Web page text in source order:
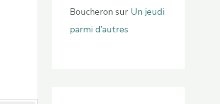
Boucheron sur Un jeudi
parmi d’autres